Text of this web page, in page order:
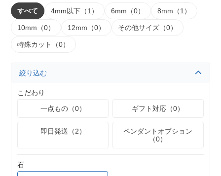
すべて 4mm以下（1） 6mm（0） 8mm（1）
10mm（0） 12mm（0） その他サイズ（0）
特殊カット（0）
絞り込む
こだわり
一点もの（0）
ギフト対応（0）
即日発送（2）
ペンダントオプション
（0）
石